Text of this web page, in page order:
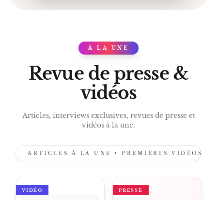
SPECTACLE NAMUR
SPECTACLE LILLE.
PRESS
À LA UNE
Revue de presse &
vidéos
Articles, interviews exclusives, revues de presse et
vidéos à la une.
ARTICLES À LA UNE • PREMIÈRES VIDÉOS •
VIDÉO PRESSE